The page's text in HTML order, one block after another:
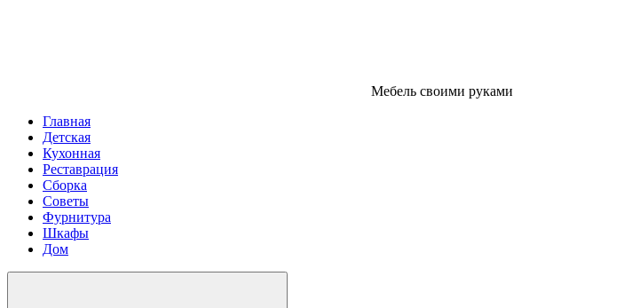
Мебель своими руками
Главная
Детская
Кухонная
Реставрация
Сборка
Советы
Фурнитура
Шкафы
Дом